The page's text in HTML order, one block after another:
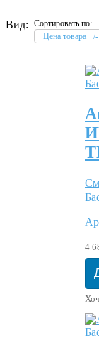
Вид:
Сортировать по:
Цена товара +/-
4